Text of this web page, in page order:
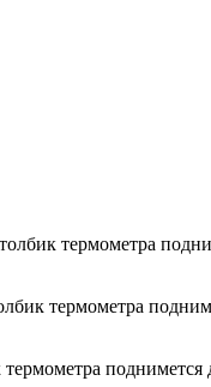
термометра
термометра